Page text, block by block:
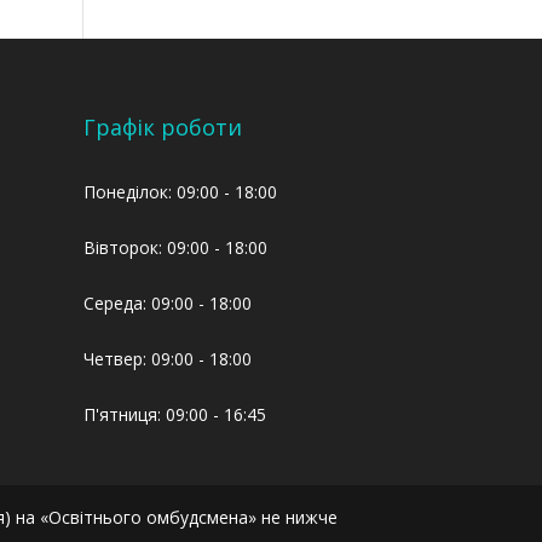
Графік роботи
Понеділок: 09:00 - 18:00
Вівторок: 09:00 - 18:00
Середа: 09:00 - 18:00
Четвер: 09:00 - 18:00
П'ятниця: 09:00 - 16:45
на «Освітнього омбудсмена» не нижче